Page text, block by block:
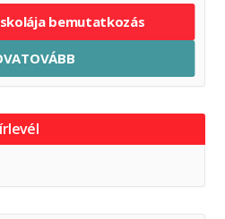
bemutatkozás